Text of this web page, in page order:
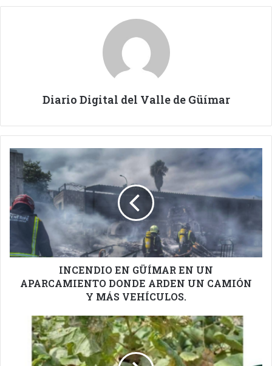
Diario Digital del Valle de Güímar
INCENDIO
EN
GÜÍMAR
UN
APARCAMIENTO
DONDE
ARDEN
UN
INCENDIO EN GÜÍMAR EN UN
APARCAMIENTO DONDE ARDEN UN CAMIÓN
Y MÁS VEHÍCULOS.
CHARLA
INFORMATIVA
SOBRE